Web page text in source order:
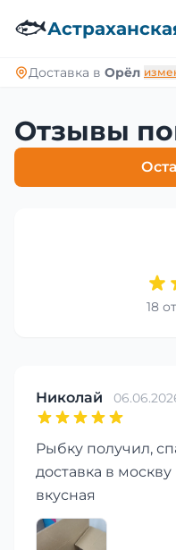
🐟
Доставка в Орёл
Отзывы
18
Николай
Рыбку получил,
доставка в
вкусная